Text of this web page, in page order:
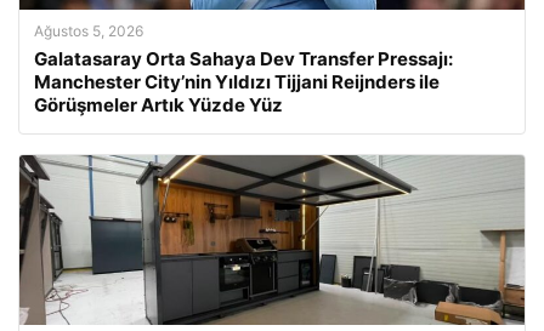
Ağustos 5, 2026
Galatasaray Orta Sahaya Dev Transfer Pressajı:
Manchester City’nin Yıldızı Tijjani Reijnders ile
Görüşmeler Artık Yüzde Yüz